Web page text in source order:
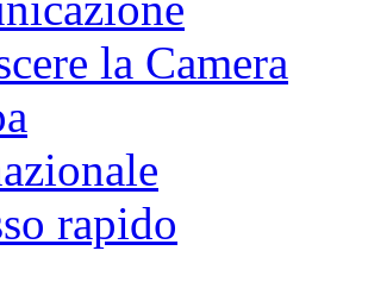
la Camera
rapido